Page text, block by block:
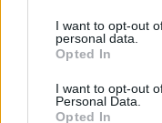
not limited to your visit
grant or deny consent
use your data for
consent section.
I want to opt-out
personal data.
Opted In
I want to opt-out
Personal Data.
Opted In
spawn666
13 éve
Tisztelt tanárok.
Nem akarom